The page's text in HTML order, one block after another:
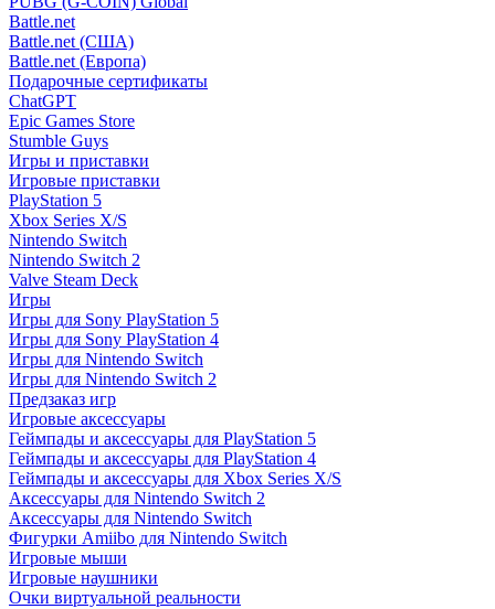
Battle.net
Battle.net (США)
Battle.net (Европа)
Подарочные сертификаты
ChatGPT
Epic Games Store
Stumble Guys
Игры и приставки
Игровые приставки
PlayStation 5
Xbox Series X/S
Nintendo Switch
Nintendo Switch 2
Valve Steam Deck
Игры
Игры для Sony PlayStation 5
Игры для Sony PlayStation 4
Игры для Nintendo Switch
Игры для Nintendo Switch 2
Предзаказ игр
Игровые аксессуары
Геймпады и аксессуары для PlayStation 5
Геймпады и аксессуары для PlayStation 4
Геймпады и аксессуары для Xbox Series X/S
Аксессуары для Nintendo Switch 2
Аксессуары для Nintendo Switch
Фигурки Amiibo для Nintendo Switch
Игровые мыши
Игровые наушники
Очки виртуальной реальности